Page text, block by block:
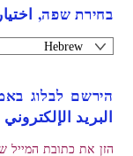
בחירת שפה,
הירשם לבלוג
البريد الإلكتروني
הזן את כתובת המייל